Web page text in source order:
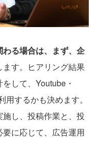
る場合は、まず、企
ます。ヒアリング結果
して、Youtube・
するかも決めます。
し、投稿作業と、投
に応じて、広告運用